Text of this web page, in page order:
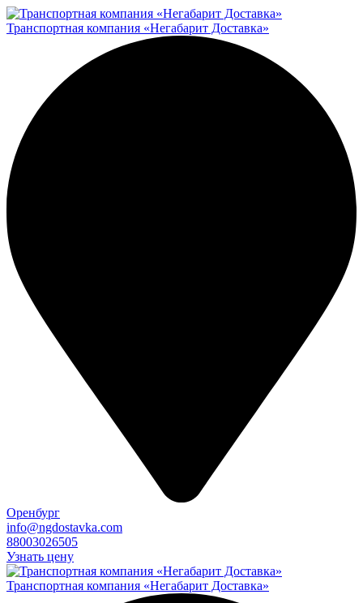
Транспортная компания «Негабарит Доставка»
Оренбург
info@ngdostavka.com
88003026505
Узнать цену
Транспортная компания «Негабарит Доставка»